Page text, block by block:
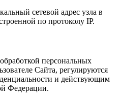
сетевой адрес узла в
по протоколу IP.
персональных
Сайта, регулируются
и действующим
Федерации.